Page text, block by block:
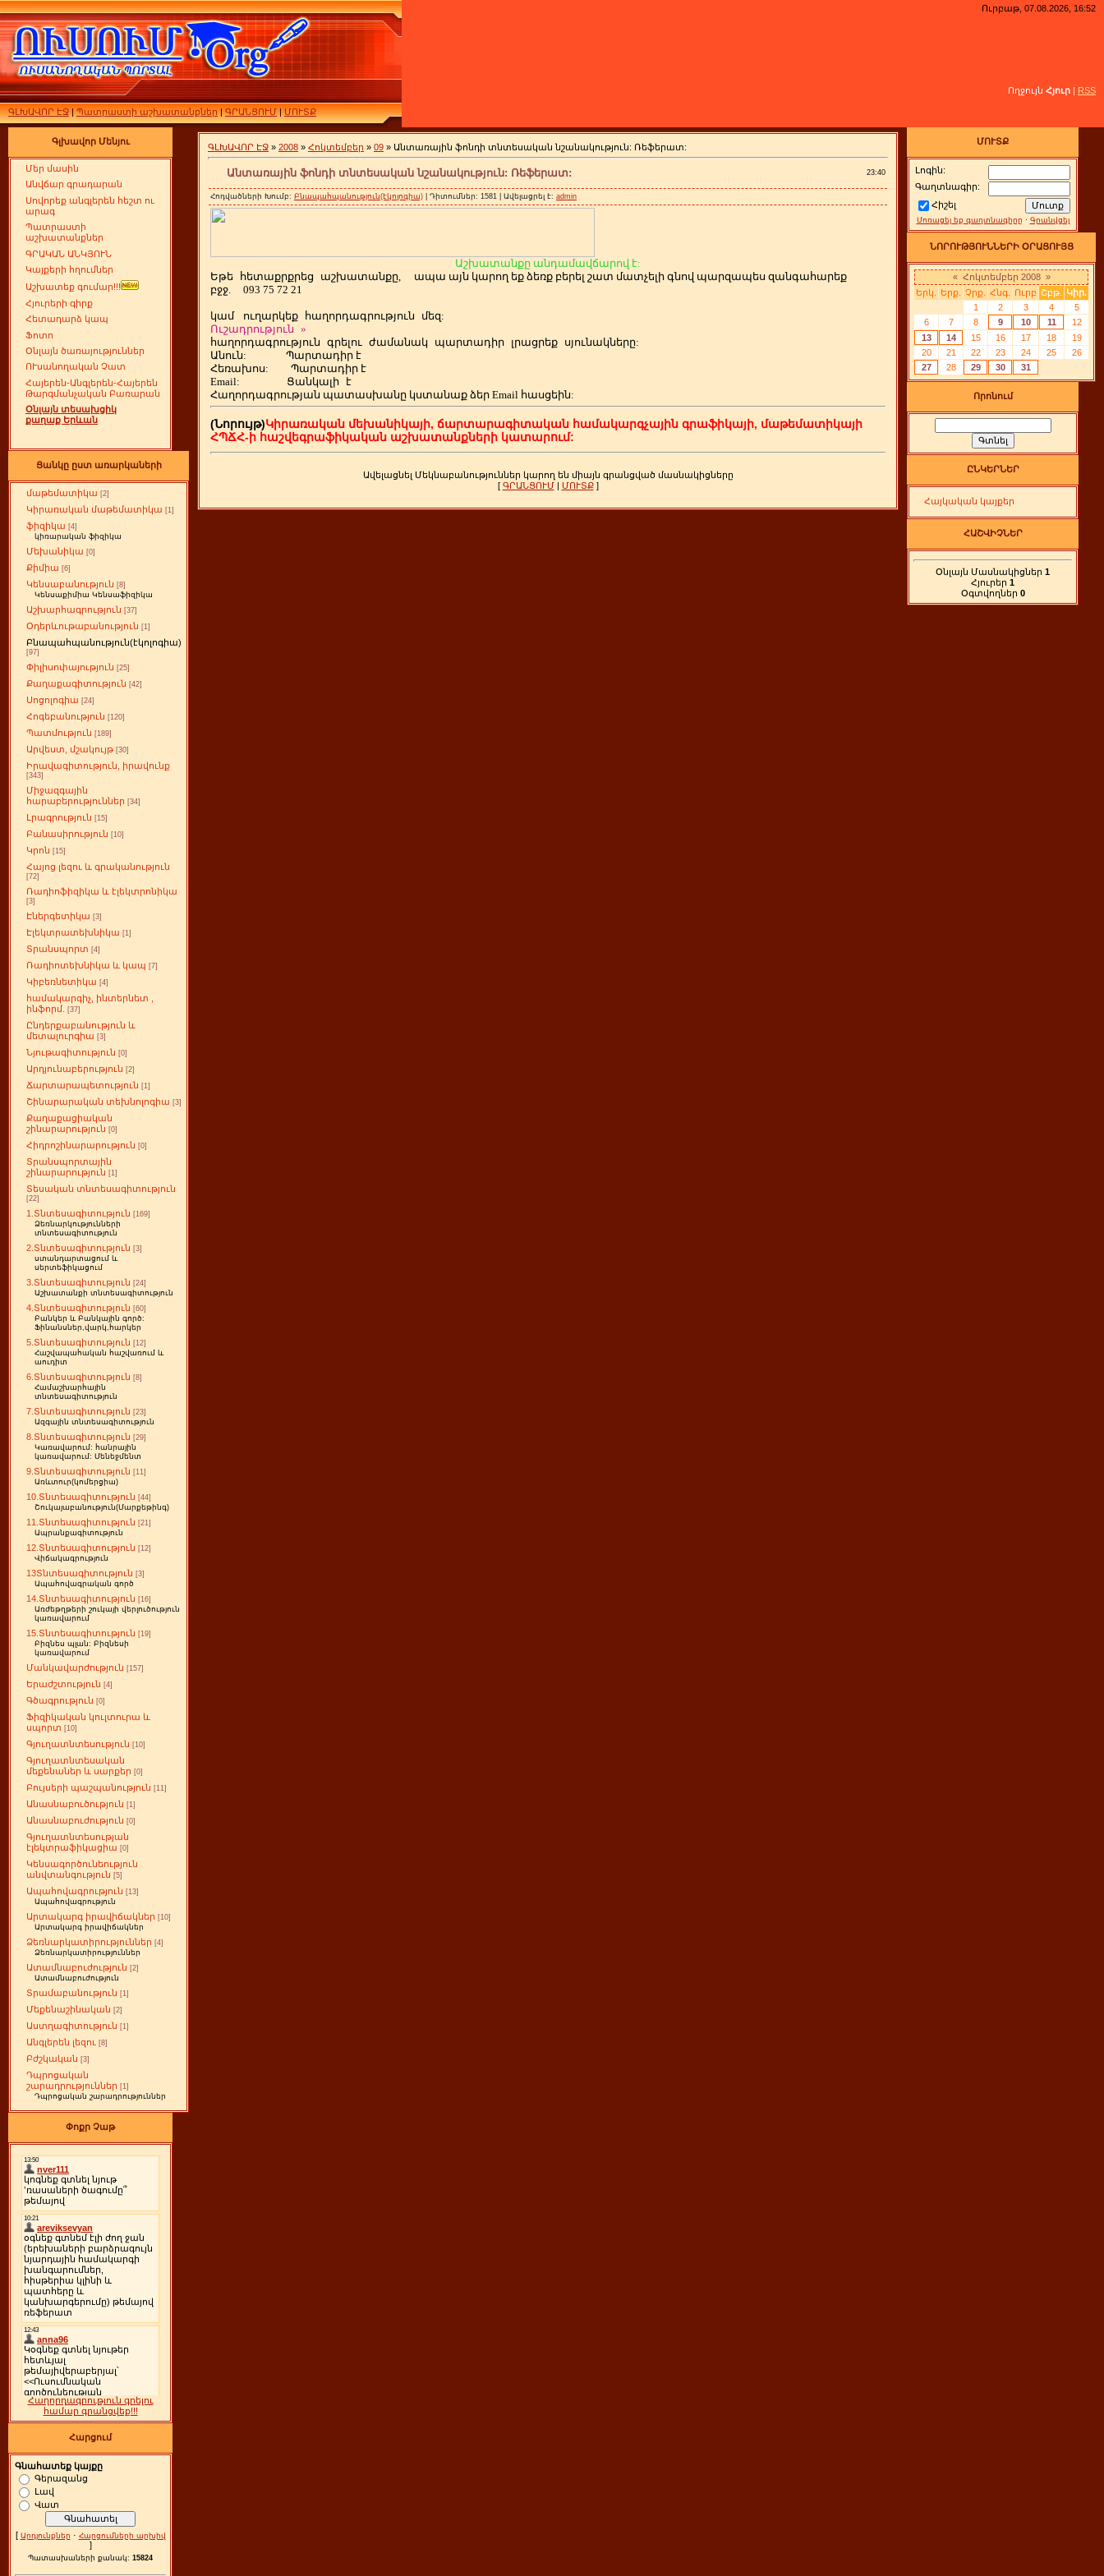
ԳԼԽԱՎՈՐ ԷՋ|Պատրաստի աշխատանքներ|ԳՐԱՆՑՈՒՄ|ՄՈՒՏՔ
Ուրբաթ, 07.08.2026, 16:52
Ողջույն Հյուր | RSS
Գլխավոր Մենյու
Մեր մասին
Անվճար գրադարան
Սովորեք անգլերեն հեշտ ու
արագ
Պատրաստի
աշխատանքներ
ԳՐԱԿԱՆ ԱՆԿՅՈՒՆ
Կայքերի հղումներ
Աշխատեք գումար!!!
Հյուրերի գիրք
Հետադարձ կապ
Ֆոտո
Օնլայն ծառայություններ
ՈՒսանողական Չատ
Հայերեն-Անգլերեն-Հայերեն
Թարգմանչական Բառարան
Օնլայն տեսախցիկ
քաղաք Երևան
Ցանկը ըստ առարկաների
մաթեմատիկա [2]
Կիրառական մաթեմատիկա [1]
ֆիզիկա [4]
կիռարական ֆիզիկա
Մեխանիկա [0]
Քիմիա [6]
Կենսաբանություն [8]
Կենսաքիմիա Կենսաֆիզիկա
Աշխարհագրություն [37]
Օդերևութաբանություն [1]
Բնապահպանություն(էկոլոգիա)
[97]
Փիլիսոփայություն [25]
Քաղաքագիտություն [42]
Սոցոլոգիա [24]
Հոգեբանություն [120]
Պատմություն [189]
Արվեստ, մշակույթ [30]
Իրավագիտություն, իրավունք
[343]
Միջազգային
հարաբերություններ [34]
Լրագրություն [15]
Բանասիրություն [10]
Կրոն [15]
Հայոց լեզու և գրականություն
[72]
Ռադիոֆիզիկա և էլեկտրոնիկա
[3]
Էներգետիկա [3]
Էլեկտրատեխնիկա [1]
Տրանսպորտ [4]
Ռադիոտեխնիկա և կապ [7]
Կիբեռնետիկա [4]
համակարգիչ, ինտերնետ ,
ինֆորմ.
[37]
Ընդերքաբանություն և
մետալուրգիա [3]
Նյութագիտություն [0]
Արդյունաբերություն [2]
Ճարտարապետություն [1]
Շինարարական տեխնոլոգիա [3]
Քաղաքացիական
շինարարություն [0]
Հիդրոշինարարություն [0]
Տրանսպորտային
շինարարություն [1]
Տեսական տնտեսագիտություն
[22]
1.Տնտեսագիտություն [169]
Ձեռնարկությունների
տնտեսագիտություն
2.Տնտեսագիտություն [3]
ստանդարտացում և
սերտեֆիկացում
3.Տնտեսագիտություն [24]
Աշխատանքի տնտեսագիտություն
4.Տնտեսագիտություն [60]
Բանկեր և Բանկային գործ:
Ֆինանսներ,վարկ,հարկեր
5.Տնտեսագիտություն [12]
Հաշվապահական հաշվառում և
աուդիտ
6.Տնտեսագիտություն [8]
Համաշխարհային
տնտեսագիտություն
7.Տնտեսագիտություն [23]
Ազգային տնտեսագիտություն
8.Տնտեսագիտություն [29]
Կառավարում: հանրային
կառավարում: Մենեջմենտ
9.Տնտեսագիտություն [11]
Առևտուր(կոմերցիա)
10.Տնտեսագիտություն [44]
Շուկայաբանություն(Մարքեթինգ)
11.Տնտեսագիտություն [21]
Ապրանքագիտություն
12.Տնտեսագիտություն [12]
Վիճակագրություն
13Տնտեսագիտություն [3]
Ապահովագրական գործ
14.Տնտեսագիտություն [16]
Առժեթղթերի շուկայի վերլուծություն
կառավարում
15.Տնտեսագիտություն [19]
Բիզնես պլան: Բիզնեսի
կառավարում
Մանկավարժություն [157]
Երաժշտություն [4]
Գծագրություն [0]
Ֆիզիկական կուլտուրա և
սպորտ [10]
Գյուղատնտեսություն [10]
Գյուղատնտեսական
մեքենաներ և սարքեր [0]
Բույսերի պաշպանություն [11]
Անասնաբուծություն [1]
Անասնաբուժություն [0]
Գյուղատնտեսության
էլեկտրաֆիկացիա [0]
Կենսագործունեություն
անվտանգություն [5]
Ապահովագրություն [13]
Ապահովագրություն
Արտակարգ իրավիճակներ [10]
Արտակարգ իրավիճակներ
Ձեռնարկատիրություններ [4]
Ձեռնարկատիրություններ
Ատամնաբուժություն [2]
Ատամնաբուժություն
Տրամաբանություն [1]
Մեքենաշինական [2]
Աստղագիտություն [1]
Անգլերեն լեզու [8]
Բժշկական [3]
Դպրոցական
շարադրություններ [1]
Դպրոցական շարադրություններ
Փոքր Չաթ
Հաղորդագրություն գրելու
համար գրանցվեք!!!
Հարցում
Գնահատեք կայքը
Գերազանց
Լավ
Վատ
[ Արդյունքներ · Հարցումների արխիվ
]
Պատասխաների քանակ: 15824
ԳԼԽԱՎՈՐ ԷՋ » 2008 » Հոկտեմբեր » 09 » Անտառային ֆոնդի տնտեսական նշանակություն: Ռեֆերատ:
Անտառային ֆոնդի տնտեսական նշանակություն: Ռեֆերատ: 23:40
Հոդվածների Խումբ: Բնապահպանություն(էկոլոգիա) | Դիտումներ: 1581 | Ավելացրել է: admin
Աշխատանքը անդամավճարով է:
Եթե հետաքրքրեց աշխատանքը,
ապա այն կարող եք ձեռք բերել շատ մատչելի գնով պարզապես զանգահարեք
բջջ.
093 75 72 21
կամ ուղարկեք հաղորդագրություն
մեզ:
Ուշադրություն »
հաղորդագրություն գրելու ժամանակ պարտադիր լրացրեք սյունակները:
Անուն:
Պարտադիր է
Հեռախոս: Պարտադիր է
Email: Ցանկալի է
Հաղորդագրության պատասխանը կստանաք ձեր Email հասցեին:
(Նորույթ)Կիրառական մեխանիկայի, ճարտարագիտական համակարգչային գրաֆիկայի, մաթեմատիկայի
ՀՊՃՀ-ի հաշվեգրաֆիկական աշխատանքների կատարում:
Ավելացնել Մեկնաբանություններ կարող են միայն գրանցված մասնակիցները
[ ԳՐԱՆՑՈՒՄ| ՄՈՒՏՔ]
ՄՈՒՏՔ
Լոգին:
Գաղտնագիր:
Հիշել
Մոռացել եք գաղտնագիրը · Գրանվցել
ՆՈՐՈՒԹՅՈՒՆՆԵՐԻ ՕՐԱՑՈՒՅՑ
« Հոկտեմբեր 2008 »
Երկ.
Երք. Չրք. Հնգ. Ուրբ Շբթ.
Կիր.
1
2 3 4
5
6
7 8 9 10 11
12
13
14 15 16 17 18
19
20
21 22 23 24 25
26
27
28 29 30 31
Որոնում
ԸՆԿԵՐՆԵՐ
Հայկական կայքեր
ՀԱՇՎԻՉՆԵՐ
Օնլայն Մասնակիցներ 1
Հյուրեր 1
Օգտվողներ 0